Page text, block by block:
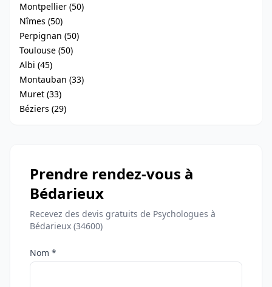
Montpellier (50)
Nîmes (50)
Perpignan (50)
Toulouse (50)
Albi (45)
Montauban (33)
Muret (33)
Béziers (29)
Prendre rendez-vous à
Bédarieux
Recevez des devis gratuits de Psychologues à
Bédarieux (34600)
Nom *